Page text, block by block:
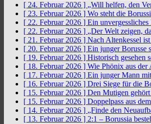
[ 24. Februar 2026 ] „Will helfen, den
[ 23. Februar 2026 ] Wo steht die
[ 22. Februar 2026 ] Ein unvergessliches
[ 22. Februar 2026 ] „Der Welt zeigen,
[ 21. Februar 2026 ] Nach Altenkessel
[ 20. Februar 2026 ] Ein junger Borusse
[ 19. Februar 2026 ] Historisch gesehen
[ 18. Februar 2026 ] Wie Phönix aus
[ 17. Februar 2026 ] Ein junger Mann
[ 16. Februar 2026 ] Drei Siege für die
[ 15. Februar 2026 ] Den Mutigen
[ 15. Februar 2026 ] Doppelpass aus
[ 14. Februar 2026 ] „Finde den
[ 13. Februar 2026 ] 2:1 – Borussia